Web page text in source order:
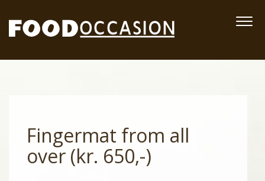
Fingermat from all
over (kr. 650,-)